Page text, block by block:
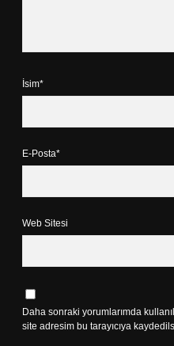
İsim*
E-Posta*
Web Sitesi
Daha sonraki yorumlarımda
site adresim bu tarayıcıya